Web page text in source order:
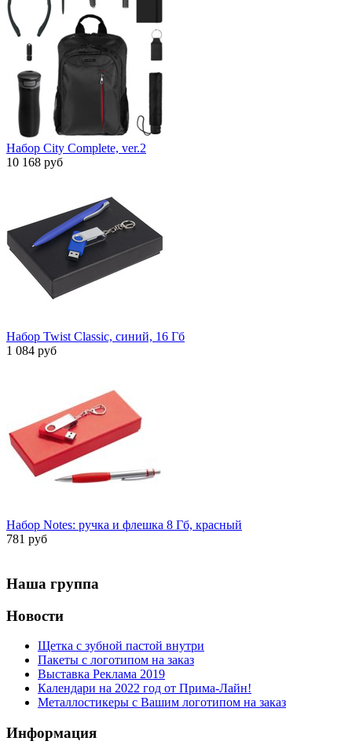
Набор City Complete, ver.2
10 168 руб
Набор Twist Classic, синий, 16 Гб
1 084 руб
Набор Notes: ручка и флешка 8 Гб, красный
781 руб
Наша группа
Новости
Щетка с зубной пастой внутри
Пакеты с логотипом на заказ
Выставка Реклама 2019
Календари на 2022 год от Прима-Лайн!
Металлостикеры с Вашим логотипом на заказ
Информация